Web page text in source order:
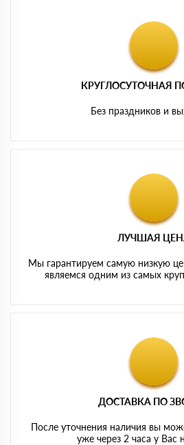
КРУГЛОСУТОЧНАЯ
Без праздников и
ЛУЧШАЯ
Мы гарантируем самую низкую
являемся одним из самых
ДОСТАВКА ПО
После уточнения наличия вы
уже через 2 часа у Вас